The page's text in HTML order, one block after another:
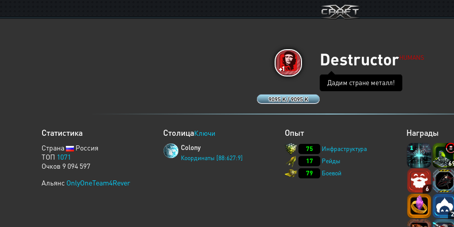
9095 K / 9095 K
DestructorHUMANS
Дадим стране металл!
Статистика
Страна
Россия
ТОП 1071
Очков 9 094 597
Альянс OnlyOneTeam4Rever
СтолицаКлючи
Colony
Координаты [88:627:9]
Опыт
75
Инфраструктура
17
Рейды
79
Боевой
Награды
6
2